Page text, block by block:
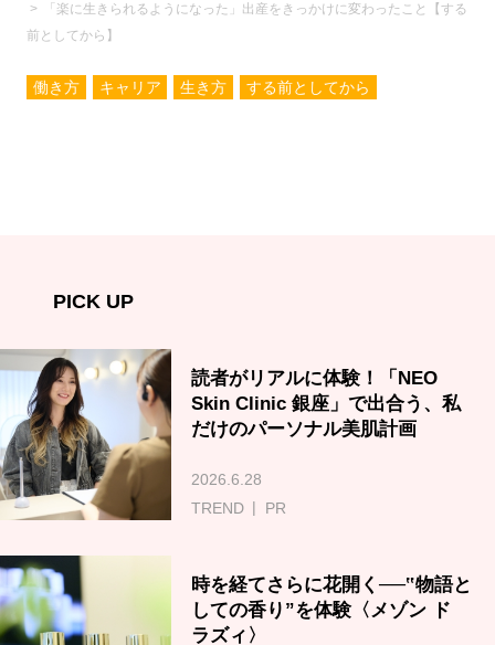
「楽に生きられるようになった」出産をきっかけに変わったこと【する
前としてから】
働き方 キャリア 生き方 する前としてから
PICK UP
読者がリアルに体験！「NEO
Skin Clinic 銀座」で出合う、私
だけのパーソナル美肌計画
2026.6.28
TREND
PR
時を経てさらに花開く──‟物語と
しての香り”を体験〈メゾン ド
ラズィ〉